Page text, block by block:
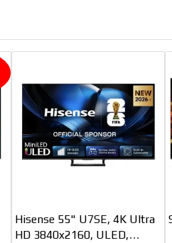
Hisense 55" U7SE, 4K Ultra
HD 3840x2160, ULED,